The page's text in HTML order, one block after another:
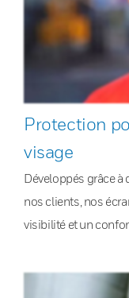
Protection
visage
Développés grâce
nos clients, nos
visibilité et un